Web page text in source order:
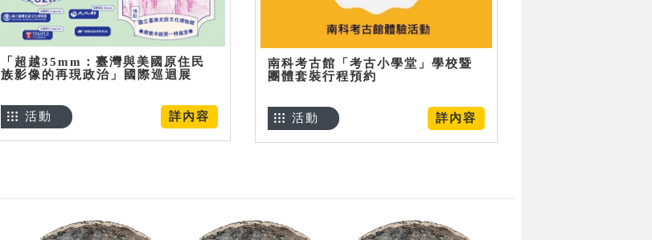
「超越35mm：臺灣與美國原住民
族影像的再現政治」國際巡迴展
詳內容
活動
南科考古館「考古小學堂」學校暨
團體套裝行程預約
詳內容
活動